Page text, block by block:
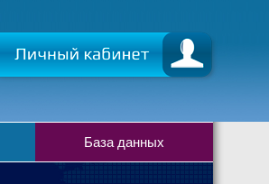
База данных